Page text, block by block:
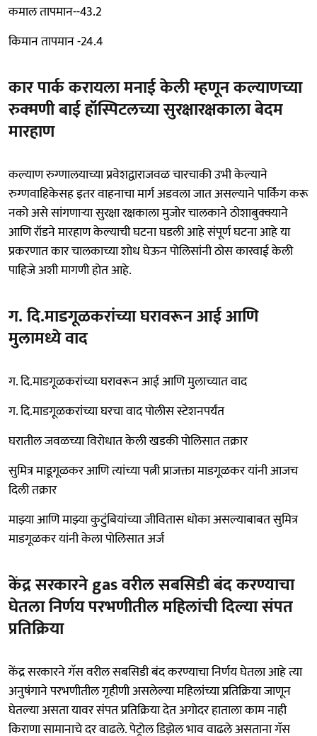
कमाल तापमान--43.2
किमान तापमान -24.4
कार पार्क करायला मनाई केली म्हणून कल्याणच्या
रुक्मणी बाई हॉस्पिटलच्या सुरक्षारक्षकाला बेदम
मारहाण
कल्याण रुग्णालयाच्या प्रवेशद्वाराजवळ चारचाकी उभी केल्याने
रुग्णवाहिकेसह इतर वाहनाचा मार्ग अडवला जात असल्याने पार्किंग करू
नको असे सांगणाऱ्या सुरक्षा रक्षकाला मुजोर चालकाने ठोशाबुक्क्याने
आणि रॉडने मारहाण केल्याची घटना घडली आहे संपूर्ण घटना आहे या
प्रकरणात कार चालकाच्या शोध घेऊन पोलिसांनी ठोस कारवाई केली
पाहिजे अशी मागणी होत आहे.
ग. दि.माडगूळकरांच्या घरावरून आई आणि
मुलामध्ये वाद
ग. दि.माडगूळकरांच्या घरावरून आई आणि मुलाच्यात वाद
ग. दि.माडगूळकरांच्या घरचा वाद पोलीस स्टेशनपर्यंत
घरातील जवळच्या विरोधात केली खडकी पोलिसात तक्रार
सुमित्र माडूगूळकर आणि त्यांच्या पत्नी प्राजक्ता माडगूळकर यांनी आजच
दिली तक्रार
माझ्या आणि माझ्या कुटुंबियांच्या जीवितास धोका असल्याबाबत सुमित्र
माडगूळकर यांनी केला पोलिसात अर्ज
केंद्र सरकारने gas वरील सबसिडी बंद करण्याचा
घेतला निर्णय परभणीतील महिलांची दिल्या संपत
प्रतिक्रिया
केंद्र सरकारने गॅस वरील सबसिडी बंद करण्याचा निर्णय घेतला आहे त्या
अनुषंगाने परभणीतील गृहीणी असलेल्या महिलांच्या प्रतिक्रिया जाणून
घेतल्या असता यावर संपत प्रतिक्रिया देत अगोदर हाताला काम नाही
किराणा सामानाचे दर वाढले. पेट्रोल डिझेल भाव वाढले असताना गॅस